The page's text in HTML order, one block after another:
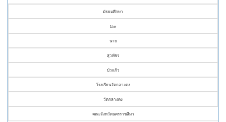
มัธยมศึกษา
ม.๓
นาย
สุวพัชร
บัวแก้ว
โรงเรียนวัดกลางดง
วัดกลางดง
คณะจังหวัดนครราชสีมา